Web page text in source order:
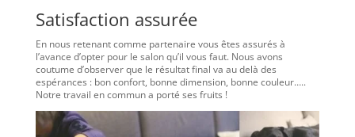
Satisfaction assurée
En nous retenant comme partenaire vous êtes assurés à
l’avance d’opter pour le salon qu’il vous faut. Nous avons
coutume d’observer que le résultat final va au delà des
espérances : bon confort, bonne dimension, bonne couleur…..
Notre travail en commun a porté ses fruits !